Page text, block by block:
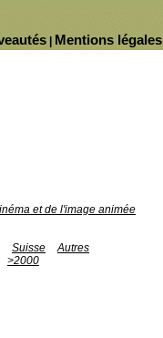
Mentions légales
et de l'image animée
Suisse
Autres
>2000